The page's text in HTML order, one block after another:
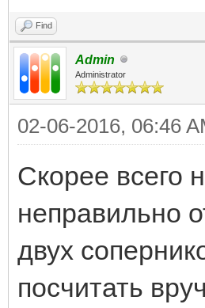
Find
Admin
Administrator
02-06-2016, 06:46
Скорее всего
неправильно
двух
посчитать